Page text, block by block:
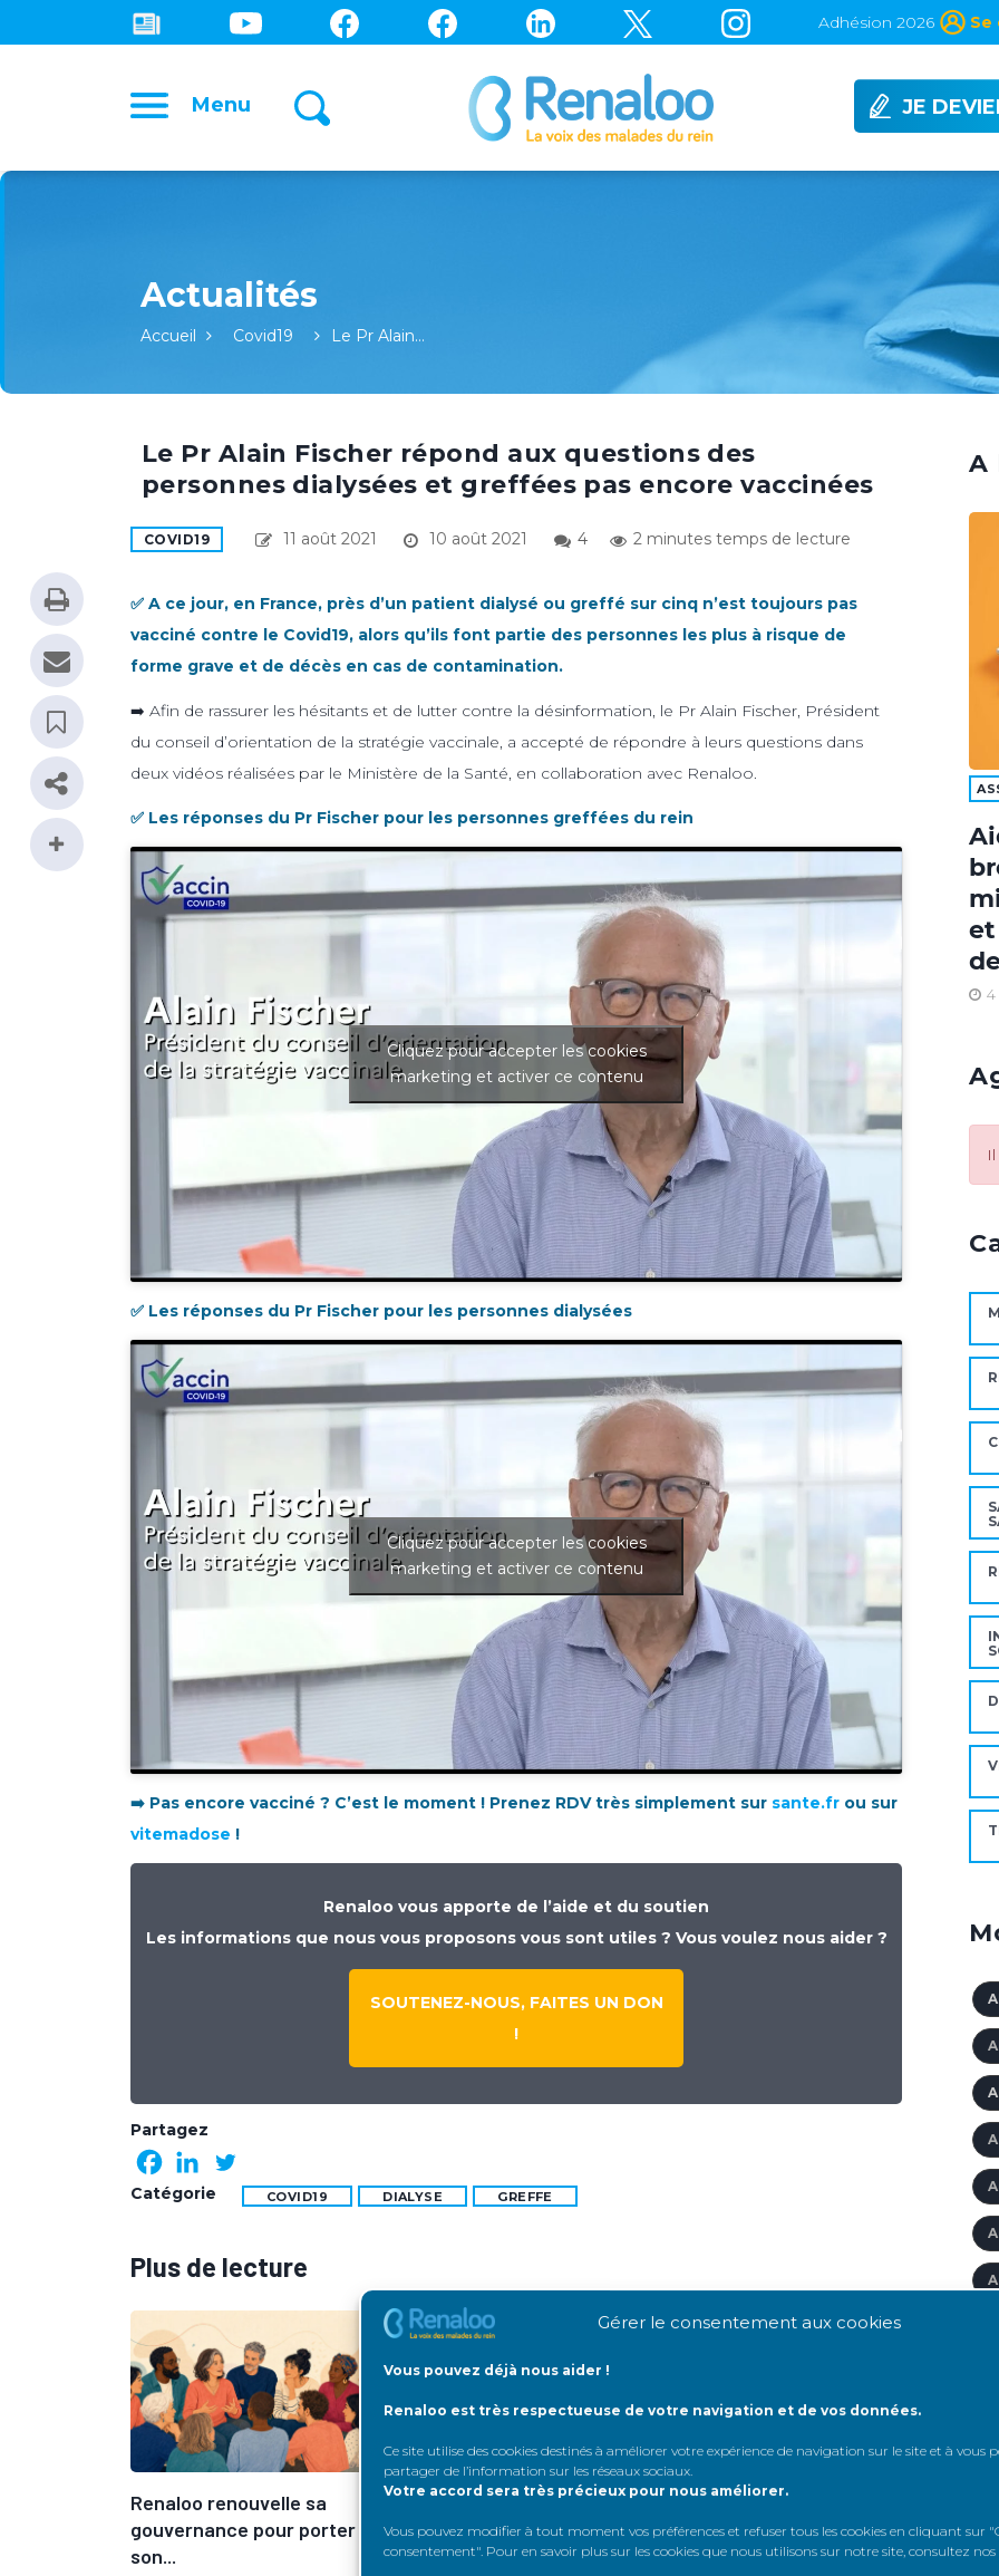
Gérer le consentement aux cookies
Vous pouvez déjà nous aider !
Renaloo est très respectueuse de votre navigation et de vos données.
Ce site utilise des cookies destinés à améliorer votre expérience de navigation sur le site et à vous
partager de l’information sur les réseaux sociaux
Votre accord sera très précieux pour nous améliorer.
Vous pouvez modifier à tout moment vos préférences et refuser tous les cookies en cliquant sur
consentement". Pour en savoir plus sur les cookies que nous utilisons sur notre site, consultez nos
Adhésion 2026 Se
Menu JE
Accueil Covid19 Le Pr Alain…
Le Pr Alain Fischer répond aux questions des
personnes dialysées et greffées pas encore vaccinées
COVID19 11 août 2021 10 août 2021 4 2 minutes temps de lecture
✅ A ce jour, en France, près d’un patient dialysé ou greffé sur cinq n’est toujours pas
vacciné contre le Covid19, alors qu’ils font partie des personnes les plus à risque de
forme grave et de décès en cas de contamination.
➡️ Afin de rassurer les hésitants et de lutter contre la désinformation, le Pr Alain Fischer, Président
du conseil d’orientation de la stratégie vaccinale, a accepté de répondre à leurs questions dans
deux vidéos réalisées par le Ministère de la Santé, en collaboration avec Renaloo.
✅ Les réponses du Pr Fischer pour les personnes greffées du rein
Cliquez pour accepter les cookies
marketing et activer ce contenu
✅ Les réponses du Pr Fischer pour les personnes dialysées
Cliquez pour accepter les cookies
marketing et activer ce contenu
➡️ Pas encore vacciné ? C’est le moment ! Prenez RDV très simplement sur sante.fr ou sur
vitemadose !
Renaloo vous apporte de l’aide et du soutien
Les informations que nous vous proposons vous sont utiles ? Vous voulez nous aider ?
SOUTENEZ-NOUS, FAITES UN DON
!
Partagez
Catégorie COVID19 DIALYSE GREFFE
Plus de lecture
Renaloo renouvelle sa
gouvernance pour porter
son...
Renaloo recrute sa
directrice ou son directeur
Edito dans la Revue du
Praticien –...
7 juillet 2026
A
et
4